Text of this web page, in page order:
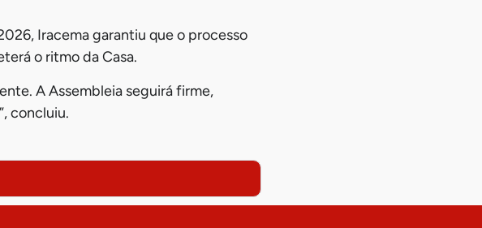
Iracema garantiu que o processo
o ritmo da Casa.
A Assembleia seguirá firme,
concluiu.